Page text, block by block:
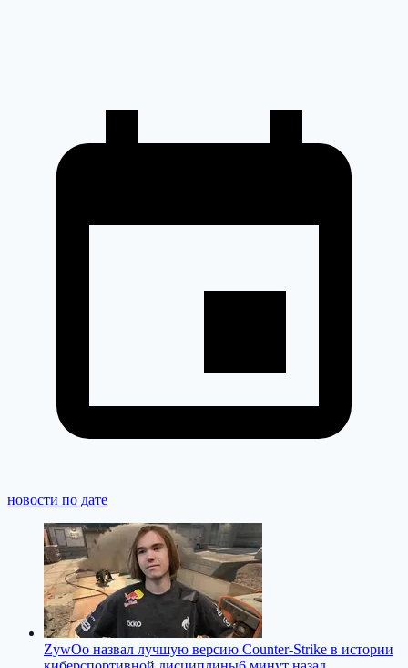
новости по дате
ZywOo назвал лучшую версию Counter-Strike в истории